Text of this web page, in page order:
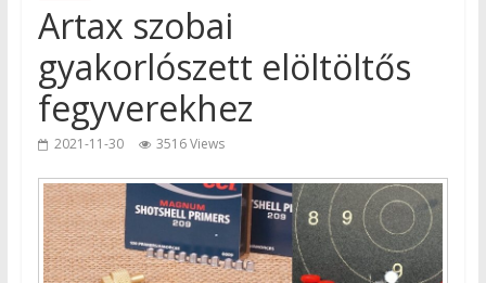
Artax szobai
gyakorlószett elöltöltős
fegyverekhez
2021-11-30 3516 Views